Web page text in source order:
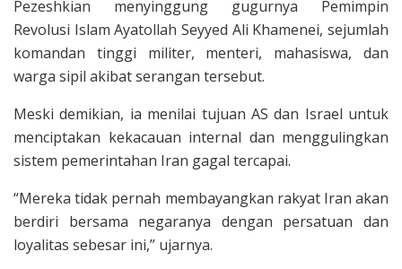
Pezeshkian menyinggung gugurnya Pemimpin
Revolusi Islam Ayatollah Seyyed Ali Khamenei, sejumlah
komandan tinggi militer, menteri, mahasiswa, dan
warga sipil akibat serangan tersebut.
Meski demikian, ia menilai tujuan AS dan Israel untuk
menciptakan kekacauan internal dan menggulingkan
sistem pemerintahan Iran gagal tercapai.
“Mereka tidak pernah membayangkan rakyat Iran akan
berdiri bersama negaranya dengan persatuan dan
loyalitas sebesar ini,” ujarnya.